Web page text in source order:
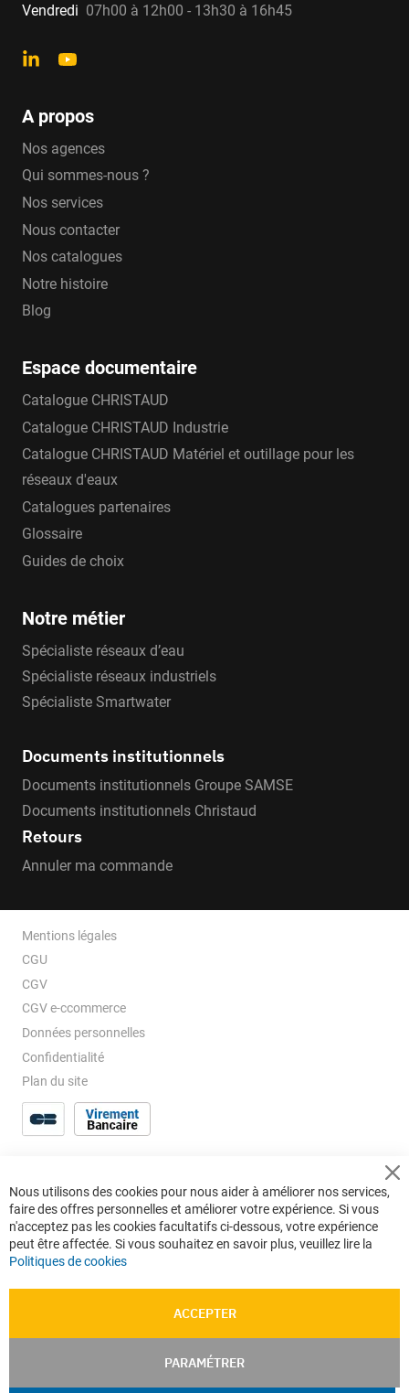
Vendredi 07h00 à 12h00 - 13h30 à 16h45
A propos
Nos agences
Qui sommes-nous ?
Nos services
Nous contacter
Nos catalogues
Notre histoire
Blog
Espace documentaire
Catalogue CHRISTAUD
Catalogue CHRISTAUD Industrie
Catalogue CHRISTAUD Matériel et outillage pour les
réseaux d'eaux
Catalogues partenaires
Glossaire
Guides de choix
Notre métier
Spécialiste réseaux d’eau
Spécialiste réseaux industriels
Spécialiste Smartwater
Documents institutionnels
Documents institutionnels Groupe SAMSE
Documents institutionnels Christaud
Retours
Annuler ma commande
Mentions légales
CGU
CGV
CGV e-ccommerce
Données personnelles
Confidentialité
Plan du site
Nous utilisons des cookies pour nous aider à améliorer nos services,
faire des offres personnelles et améliorer votre expérience. Si vous
n'acceptez pas les cookies facultatifs ci-dessous, votre expérience
peut être affectée. Si vous souhaitez en savoir plus, veuillez lire la
Politiques de cookies
ACCEPTER
PARAMÉTRER